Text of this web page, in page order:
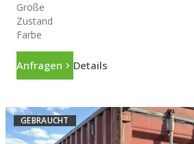
Größe
Zustand
Farbe
Anfragen Details
GEBRAUCHT